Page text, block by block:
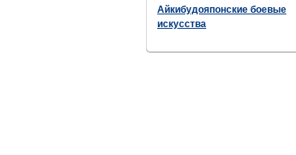
Айкибудояпонские боевые
искусства